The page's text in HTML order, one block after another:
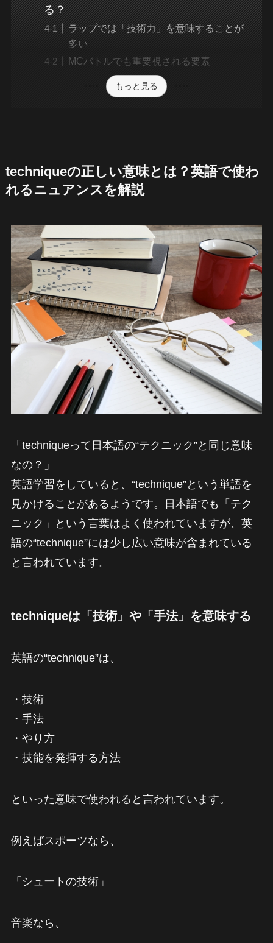
る？
ラップでは「技術力」を意味することが
多い
MCバトルでも重要視される要素
もっと見る
techniqueの正しい意味とは？英語で使わ
れるニュアンスを解説
「techniqueって日本語の“テクニック”と同じ意味
なの？」
英語学習をしていると、“technique”という単語を
見かけることがあるようです。日本語でも「テク
ニック」という言葉はよく使われていますが、英
語の“technique”には少し広い意味が含まれている
と言われています。
techniqueは「技術」や「手法」を意味する
英語の“technique”は、
・技術
・手法
・やり方
・技能を発揮する方法
といった意味で使われると言われています。
例えばスポーツなら、
「シュートの技術」
音楽なら、